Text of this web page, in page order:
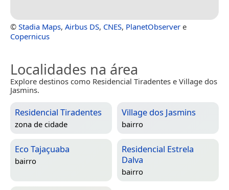
© Stadia Maps, Airbus DS, CNES, PlanetObserver e
Copernicus
Localidades na área
Explore destinos como Residencial Tiradentes e Village dos
Jasmins.
Residencial Tiradentes
zona de cidade
Village dos Jasmins
bairro
Eco Tajaçuaba
bairro
Residencial Estrela
Dalva
bairro